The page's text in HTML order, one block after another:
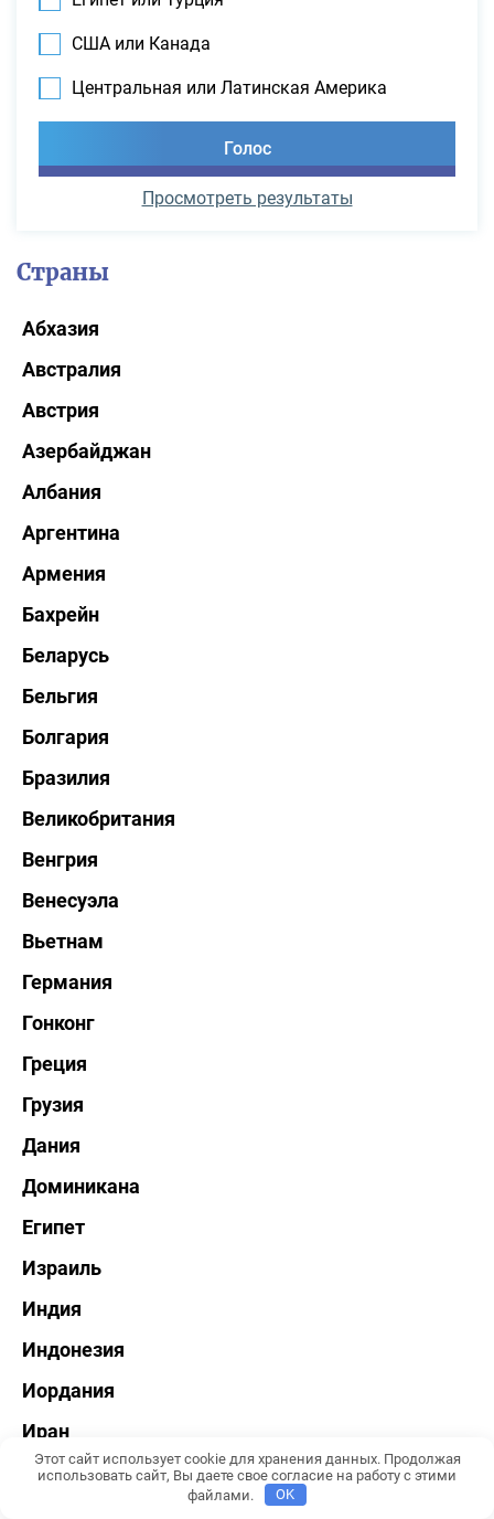
США или Канада
Центральная или Латинская Америка
Просмотреть результаты
Страны
Абхазия
Австралия
Австрия
Азербайджан
Албания
Аргентина
Армения
Бахрейн
Беларусь
Бельгия
Болгария
Бразилия
Великобритания
Венгрия
Венесуэла
Вьетнам
Германия
Гонконг
Греция
Грузия
Дания
Доминикана
Египет
Израиль
Индия
Индонезия
Иордания
Иран
Ирландия
Этот сайт использует cookie для хранения данных. Продолжая
использовать сайт, Вы даете свое согласие на работу с этими
файлами.
OK